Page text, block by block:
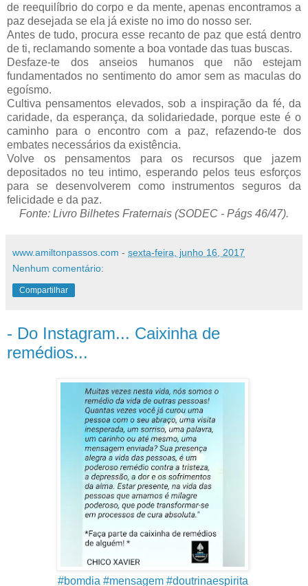
de reequilíbrio do corpo e da mente, apenas encontramos a
paz desejada se ela já existe no imo do nosso ser.
Antes de tudo, procura esse recanto de paz que está dentro
de ti, reclamando somente a boa vontade das tuas buscas.
Desfaze-te dos anseios humanos que não estejam
fundamentados no sentimento do amor sem as maculas do
egoísmo.
Cultiva pensamentos elevados, sob a inspiração da fé, da
caridade, da esperança, da solidariedade, porque este é o
caminho para o encontro com a paz, refazendo-te dos
embates necessários da existência.
Volve os pensamentos para os recursos que jazem
depositados no teu intimo, esperando pelos teus esforços
para se desenvolverem como instrumentos seguros da
felicidade e da paz.
Fonte: Livro Bilhetes Fraternais (SODEC - Págs 46/47).
www.amiltonpassos.com - sexta-feira, junho 16, 2017
Nenhum comentário:
Compartilhar
- Do Instagram... Caixinha de
remédios...
#bomdia #mensagem #doutrinaespirita